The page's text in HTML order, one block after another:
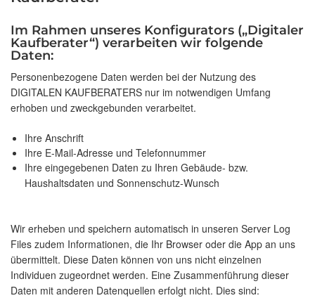
Im Rahmen unseres Konfigurators („Digitaler
Kaufberater“) verarbeiten wir folgende
Daten:
Personenbezogene Daten werden bei der Nutzung des
DIGITALEN KAUFBERATERS nur im notwendigen Umfang
erhoben und zweckgebunden verarbeitet.
Ihre Anschrift
Ihre E-Mail-Adresse und Telefonnummer
Ihre eingegebenen Daten zu Ihren Gebäude- bzw.
Haushaltsdaten und Sonnenschutz-Wunsch
Wir erheben und speichern automatisch in unseren Server Log
Files zudem Informationen, die Ihr Browser oder die App an uns
übermittelt. Diese Daten können von uns nicht einzelnen
Individuen zugeordnet werden. Eine Zusammenführung dieser
Daten mit anderen Datenquellen erfolgt nicht. Dies sind: